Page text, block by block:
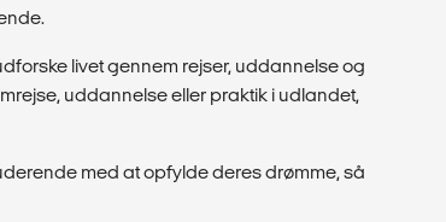
livet gennem rejser, uddannelse og
uddannelse eller praktik i udlandet,
med at opfylde deres drømme, så